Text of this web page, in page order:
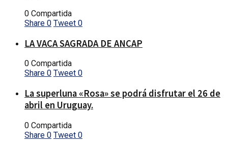
0 Compartida
Share 0 Tweet 0
LA VACA SAGRADA DE ANCAP
0 Compartida
Share 0 Tweet 0
La superluna «Rosa» se podrá disfrutar el 26 de
abril en Uruguay.
0 Compartida
Share 0 Tweet 0